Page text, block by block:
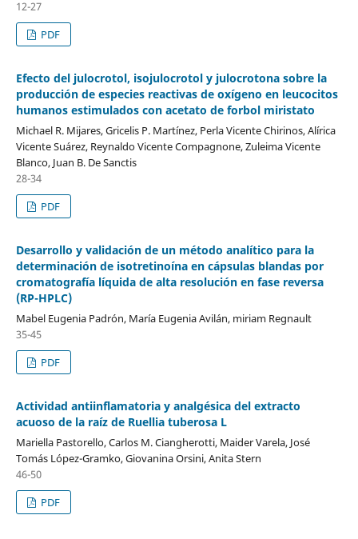
12-27
PDF
Efecto del julocrotol, isojulocrotol y julocrotona sobre la
producción de especies reactivas de oxígeno en leucocitos
humanos estimulados con acetato de forbol miristato
Michael R. Mijares, Gricelis P. Martínez, Perla Vicente Chirinos, Alírica
Vicente Suárez, Reynaldo Vicente Compagnone, Zuleima Vicente
Blanco, Juan B. De Sanctis
28-34
PDF
Desarrollo y validación de un método analítico para la
determinación de isotretinoína en cápsulas blandas por
cromatografía líquida de alta resolución en fase reversa
(RP-HPLC)
Mabel Eugenia Padrón, María Eugenia Avilán, miriam Regnault
35-45
PDF
Actividad antiinflamatoria y analgésica del extracto
acuoso de la raíz de Ruellia tuberosa L
Mariella Pastorello, Carlos M. Ciangherotti, Maider Varela, José
Tomás López-Gramko, Giovanina Orsini, Anita Stern
46-50
PDF